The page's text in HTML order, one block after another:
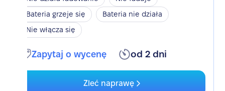
Bateria grzeje się
Bateria nie działa
Nie włącza się
Zapytaj o wycenę od 2 dni
Zleć naprawę